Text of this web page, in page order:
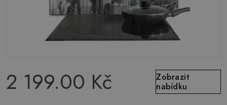
2 199.00 Kč
Zobrazit
nabídku